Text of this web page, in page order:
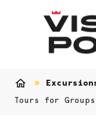
Tours for Groups